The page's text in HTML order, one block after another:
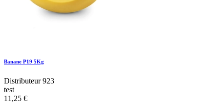
Banane P19 5Kg
Distributeur 923
test
11,25 €